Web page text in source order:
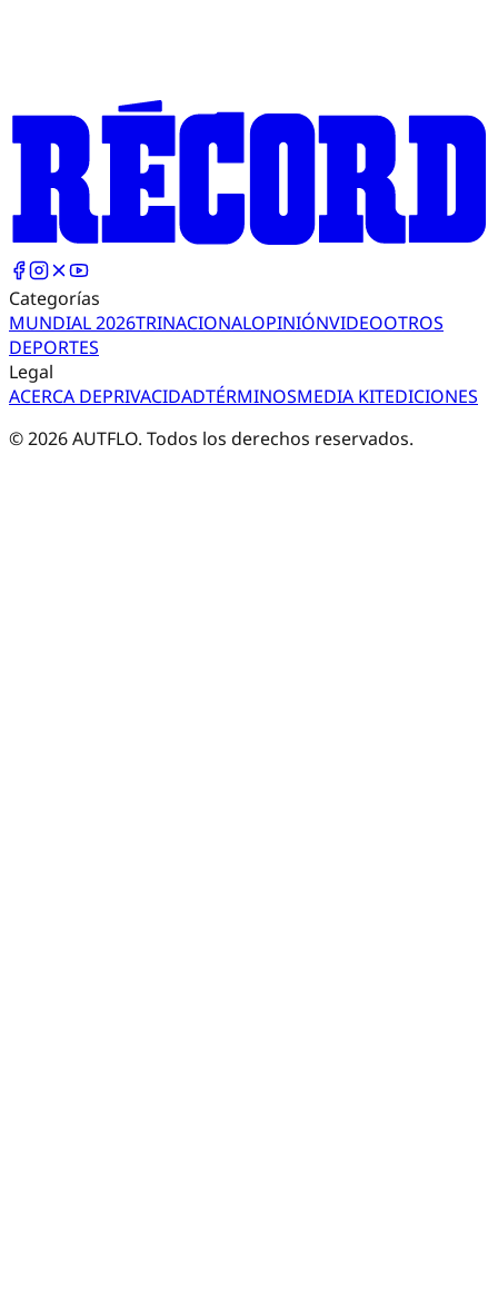
Categorías
MUNDIAL 2026TRINACIONALOPINIÓNVIDEOOTROS
DEPORTES
Legal
ACERCA DEPRIVACIDADTÉRMINOSMEDIA KITEDICIONES
©2026AUTFLO. Todos los derechos reservados.